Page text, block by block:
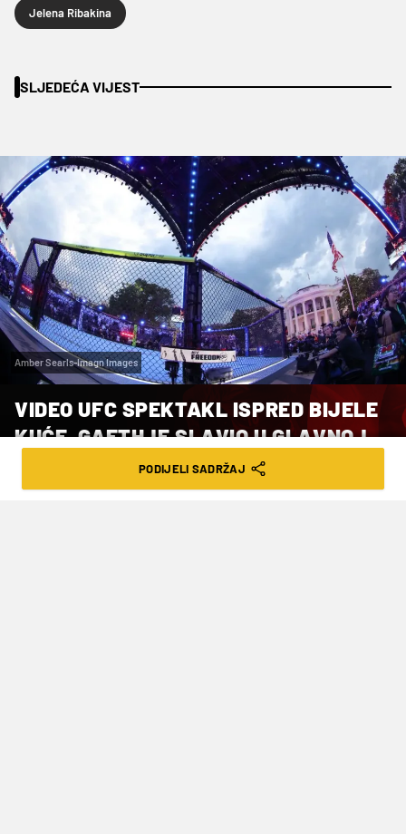
Jelena Ribakina
SLJEDEĆA VIJEST
Amber Searls-Imagn Images
VIDEO UFC SPEKTAKL ISPRED BIJELE
KUĆE, GAETHJE SLAVIO U GLAVNOJ
BORBI VEČERIPODIJELI SADRŽAJ